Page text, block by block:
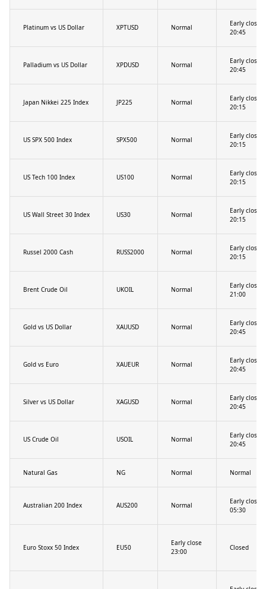
Platinum vs US Dollar XPTUSD Normal
Early close
20:45
Palladium vs US Dollar XPDUSD Normal
Early close
20:45
Japan Nikkei 225 Index JP225 Normal
Early close
20:15
US SPX 500 Index SPX500 Normal
Early close
20:15
US Tech 100 Index US100 Normal
Early close
20:15
US Wall Street 30 Index US30 Normal
Early close
20:15
Russel 2000 Cash RUSS2000 Normal
Early close
20:15
Brent Crude Oil UKOIL Normal
Early close
21:00
Gold vs US Dollar XAUUSD Normal
Early close
20:45
Gold vs Euro XAUEUR Normal
Early close
20:45
Silver vs US Dollar XAGUSD Normal
Early close
20:45
US Crude Oil USOIL Normal
Early close
20:45
Natural Gas NG Normal Normal
Australian 200 Index AUS200 Normal
Early close
05:30
Euro Stoxx 50 Index EU50
Early close
23:00
Closed